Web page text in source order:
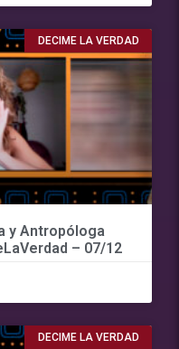
DECIME LA VERDAD
y Antropóloga
– 07/12
DECIME LA VERDAD